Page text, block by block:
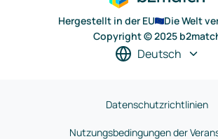
Hergestellt in der EU
Die Welt
Copyright © 2025
Deutsch
Datenschutzrichtlinien
Nutzungsbedingungen der